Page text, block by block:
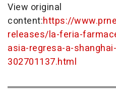
View original
content:https://
releases/la-feria-
asia-regresa-a-
302701137.html